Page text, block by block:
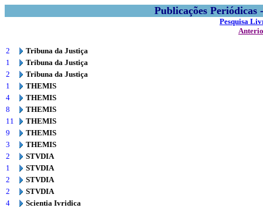
Publicações
Pesquisa
2
Tribuna da Justiça
1
Tribuna da Justiça
2
Tribuna da Justiça
1
THEMIS
4
THEMIS
8
THEMIS
11
THEMIS
9
THEMIS
3
THEMIS
2
STVDIA
1
STVDIA
2
STVDIA
2
STVDIA
4
Scientia Ivridica